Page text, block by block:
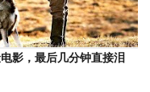
影，最后几分钟直接泪